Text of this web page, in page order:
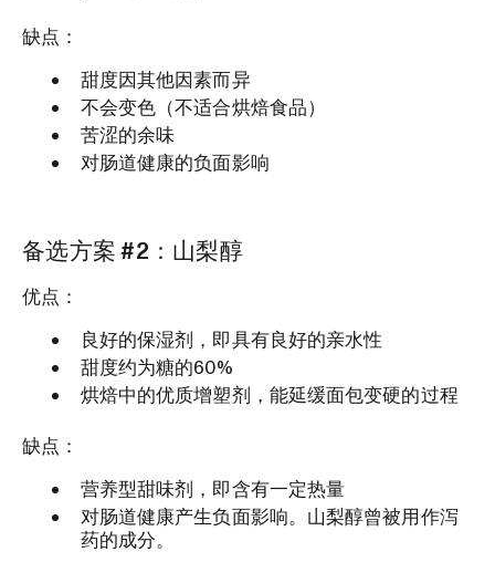
缺点：
甜度因其他因素而异
不会变色（不适合烘焙食品）
苦涩的余味
对肠道健康的负面影响
备选方案 #2：山梨醇
优点：
良好的保湿剂，即具有良好的亲水性
甜度约为糖的60%
烘焙中的优质增塑剂，能延缓面包变硬的过程
缺点：
营养型甜味剂，即含有一定热量
对肠道健康产生负面影响。山梨醇曾被用作泻
药的成分。